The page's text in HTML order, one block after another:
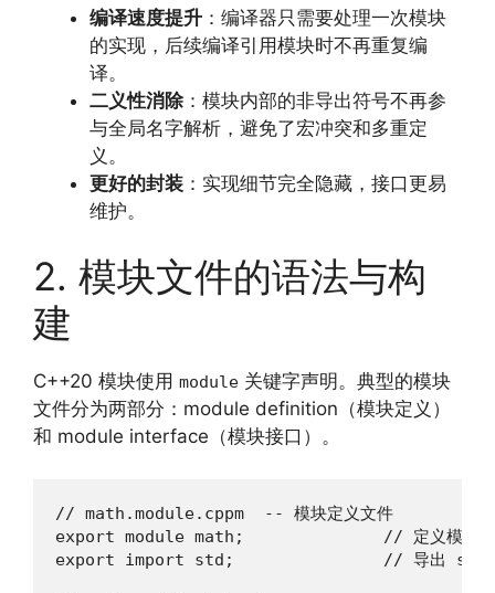
编译速度提升 ：编译器只需要处理一次模块
的实现，后续编译引用模块时不再重复编
译。
二义性消除 ：模块内部的非导出符号不再参
与全局名字解析，避免了宏冲突和多重定
义。
更好的封装 ：实现细节完全隐藏，接口更易
维护。
2. 模块文件的语法与构
建
C++20 模块使用 module 关键字声明。典型的模块
文件分为两部分：module definition（模块定义）
和 module interface（模块接口）。
// math.module.cppm  -- 模块定义文件
export module math;              // 定义模块
export import std;               // 导出 std